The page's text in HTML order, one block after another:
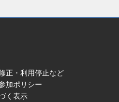
正・利用停止など
加ポリシー
く表示